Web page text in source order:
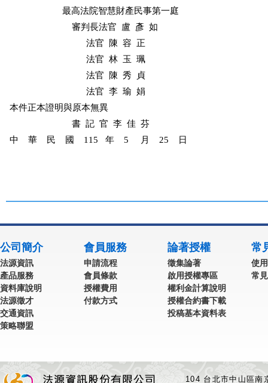
                      最高法院智慧財產民事第一庭
                          審判長法官  盧  彥  如
                                法官  陳  容  正
                                法官  林  玉  珮
                                法官  陳  秀  貞
                                法官  李  瑜  娟
本件正本證明與原本無異
                          書  記  官  李  佳  芬
中    華    民    國    115   年    5     月    25    日
公司簡介
法源資訊
產品服務
資料庫說明
法源徵才
交通資訊
策略聯盟
會員服務
申請流程
會員條款
授權費用
付款方式
論著授權
徵集論著
啟用授權專區
權利金計算說明
授權合約書下載
投稿基本資料表
常
使
常
104 台北市中山區